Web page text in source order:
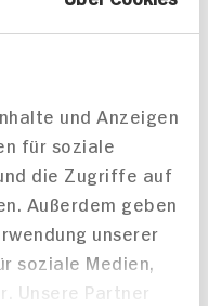
und Anzeigen
für soziale
die Zugriffe auf
Außerdem geben
unserer
soziale Medien,
Unsere Partner
Welsfilet
100 min
1.104 kcal p. Portion
Mittel